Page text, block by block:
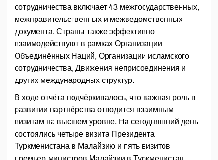
сотрудничества включает 43 межгосударственных,
межправительственных и межведомственных
документа. Страны также эффективно
взаимодействуют в рамках Организации
Объединённых Наций, Организации исламского
сотрудничества, Движения неприсоединения и
других международных структур.
В ходе отчёта подчёркивалось, что важная роль в
развитии партнёрства отводится взаимным
визитам на высшем уровне. На сегодняшний день
состоялись четыре визита Президента
Туркменистана в Малайзию и пять визитов
премьер-министров Малайзии в Туркменистан.